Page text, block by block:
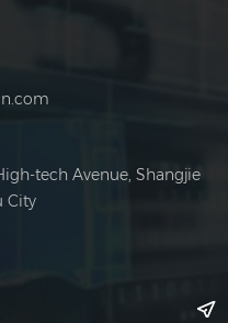
tech Avenue, Shangjie
City